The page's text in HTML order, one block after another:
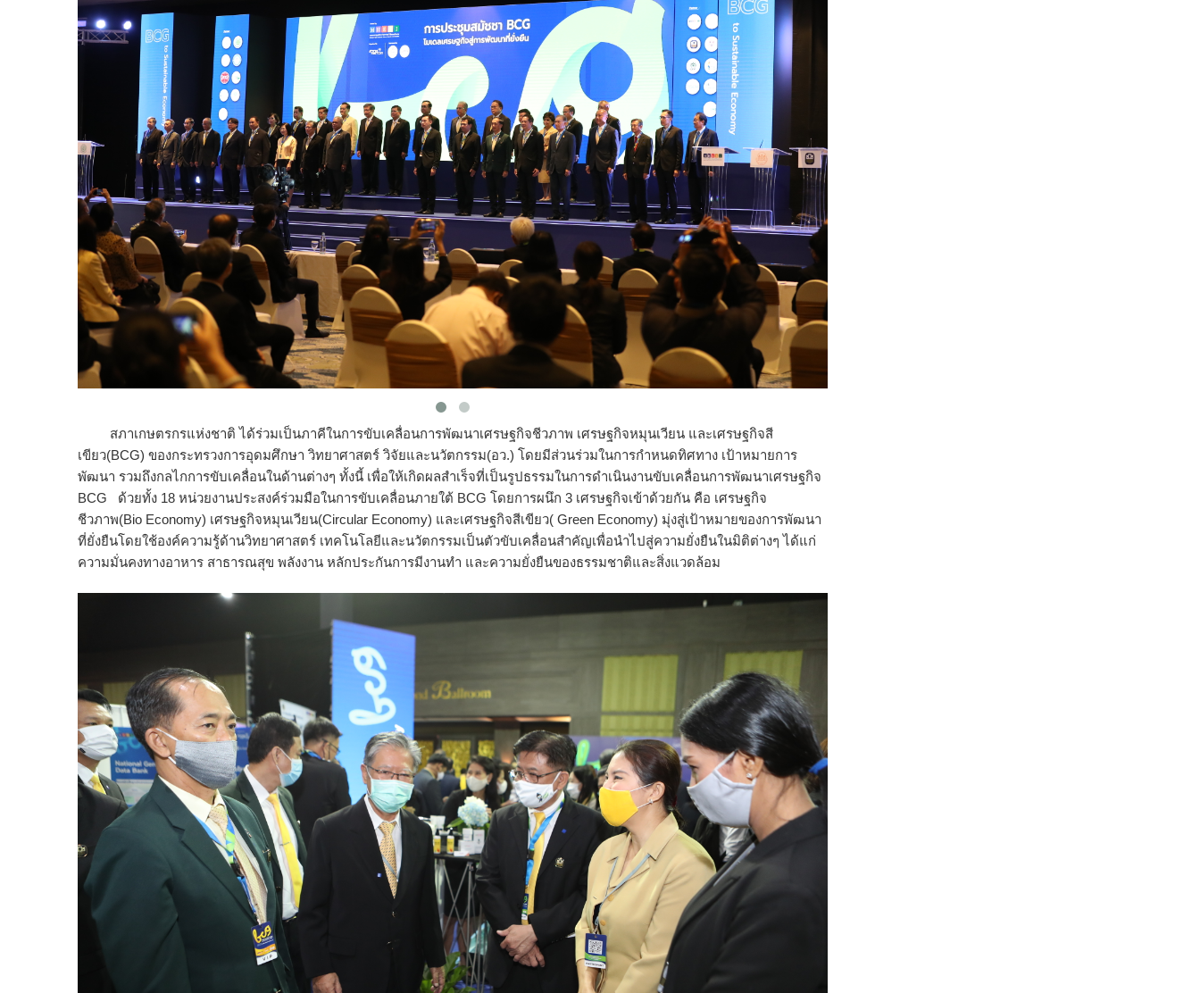
สภาเกษตรกรแห่งชาติ ได้ร่วมเป็นภาคีในการขับเคลื่อนการพัฒนาเศรษฐกิจชีวภาพ เศรษฐกิจหมุนเวียน และเศรษฐกิจสี
เขียว(BCG) ของกระทรวงการอุดมศึกษา วิทยาศาสตร์ วิจัยและนวัตกรรม(อว.) โดยมีส่วนร่วมในการกำหนดทิศทาง เป้าหมายการ
พัฒนา รวมถึงกลไกการขับเคลื่อนในด้านต่างๆ ทั้งนี้ เพื่อให้เกิดผลสำเร็จที่เป็นรูปธรรมในการดำเนินงานขับเคลื่อนการพัฒนาเศรษฐกิจ
BCG ด้วยทั้ง 18 หน่วยงานประสงค์ร่วมมือในการขับเคลื่อนภายใต้ BCG โดยการผนึก 3 เศรษฐกิจเข้าด้วยกัน คือ เศรษฐกิจ
ชีวภาพ(Bio Economy) เศรษฐกิจหมุนเวียน(Circular Economy) และเศรษฐกิจสีเขียว( Green Economy) มุ่งสู่เป้าหมายของการพัฒนา
ที่ยั่งยืนโดยใช้องค์ความรู้ด้านวิทยาศาสตร์ เทคโนโลยีและนวัตกรรมเป็นตัวขับเคลื่อนสำคัญเพื่อนำไปสู่ความยั่งยืนในมิติต่างๆ ได้แก่
ความมั่นคงทางอาหาร สาธารณสุข พลังงาน หลักประกันการมีงานทำ และความยั่งยืนของธรรมชาติและสิ่งแวดล้อม